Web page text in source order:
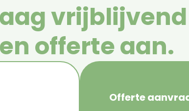
vrijblijvend
offerte aan.
Offerte